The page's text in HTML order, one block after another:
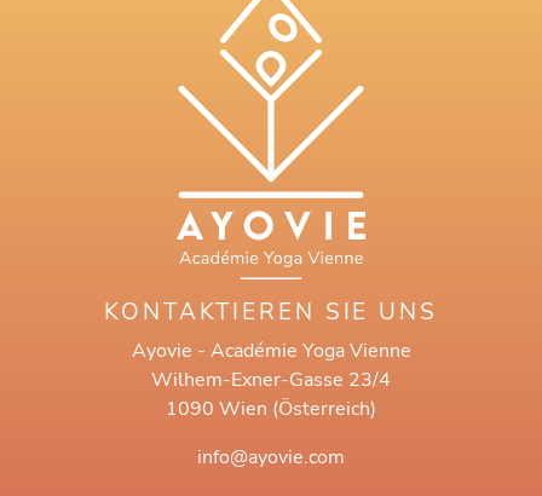
KONTAKTIEREN SIE UNS
Ayovie - Académie Yoga Vienne
Wilhem-Exner-Gasse 23/4
1090 Wien (Österreich)
info@ayovie.com